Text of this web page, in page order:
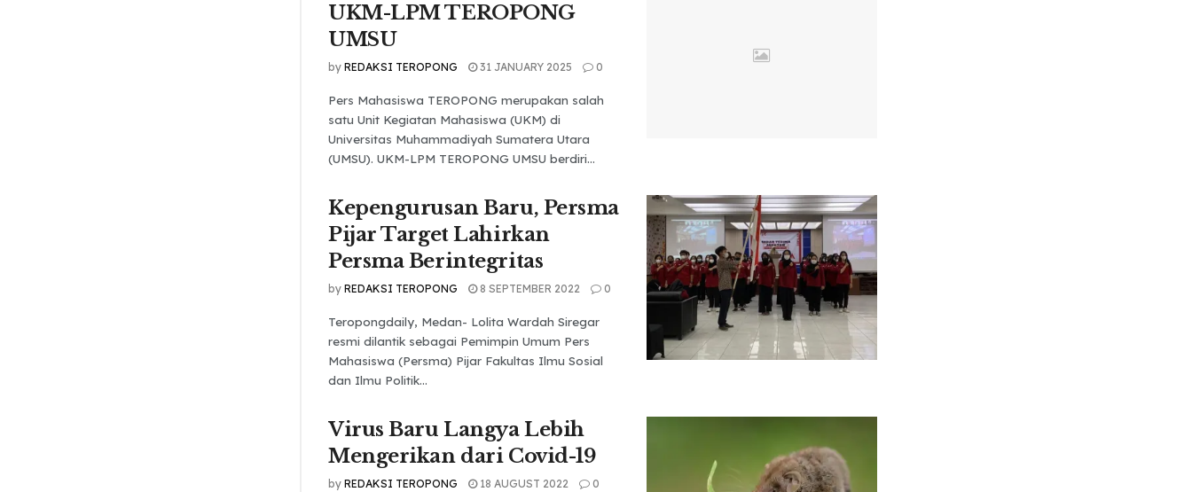
UKM-LPM TEROPONG
UMSU
by REDAKSI TEROPONG 31 JANUARY 2025 0
Pers Mahasiswa TEROPONG merupakan salah
satu Unit Kegiatan Mahasiswa (UKM) di
Universitas Muhammadiyah Sumatera Utara
(UMSU). UKM-LPM TEROPONG UMSU berdiri...
Kepengurusan Baru, Persma
Pijar Target Lahirkan
Persma Berintegritas
by REDAKSI TEROPONG 8 SEPTEMBER 2022 0
Teropongdaily, Medan- Lolita Wardah Siregar
resmi dilantik sebagai Pemimpin Umum Pers
Mahasiswa (Persma) Pijar Fakultas Ilmu Sosial
dan Ilmu Politik...
Virus Baru Langya Lebih
Mengerikan dari Covid-19
by REDAKSI TEROPONG 18 AUGUST 2022 0